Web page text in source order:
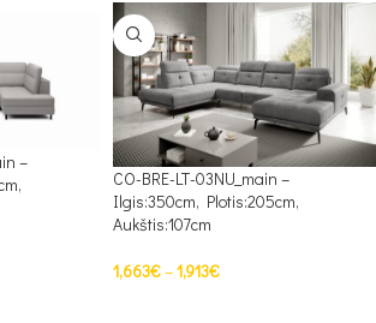
–
CO-BRE-LT-03NU_main –
Ilgis:350cm, Plotis:205cm,
Aukštis:107cm
1,663€–1,913€